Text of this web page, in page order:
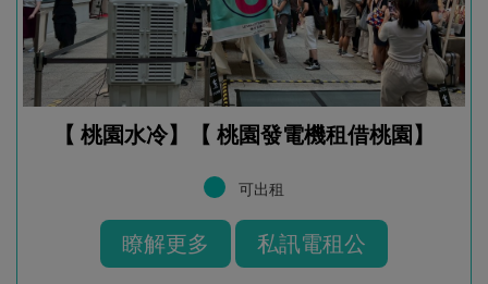
【 桃園水冷】【 桃園發電機租借桃園】
可出租
瞭解更多 私訊電租公